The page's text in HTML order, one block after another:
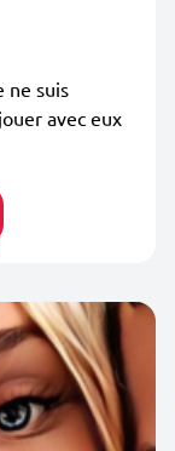
ne suis
avec eux